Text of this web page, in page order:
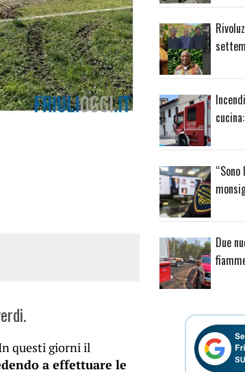
questi giorni il
a effettuare le
Due